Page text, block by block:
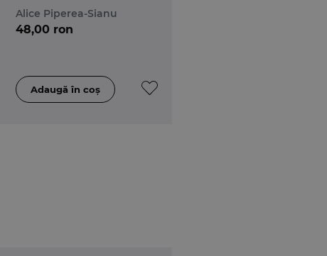
Alice Piperea-Sianu
48,00 ron